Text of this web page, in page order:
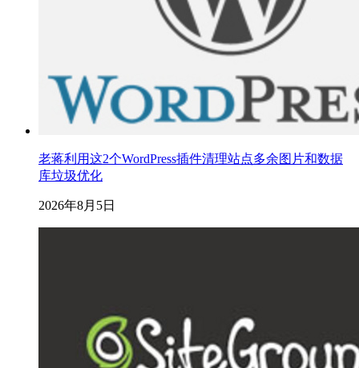
老蒋利用这2个WordPress插件清理站点多余图片和数据
库垃圾优化
2026年8月5日